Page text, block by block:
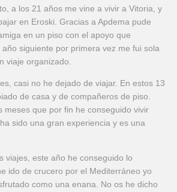
a los 21 años me vine a vivir a Vitoria, y
en Eroski. Gracias a Apdema pude
en un piso con el apoyo que
año siguiente por primera vez me fui sola
viaje organizado.
casi no he dejado de viajar. En estos 13
de casa y de compañeros de piso.
meses que por fin he conseguido vivir
sido una gran experiencia y es una
viajes, este año he conseguido lo
ido de crucero por el Mediterráneo yo
como una enana. No os he dicho